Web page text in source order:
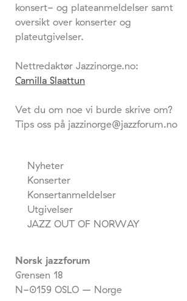
konsert- og plateanmeldelser samt
oversikt over konserter og
plateutgivelser.
Nettredaktør Jazzinorge.no:
Camilla Slaattun
Vet du om noe vi burde skrive om?
Tips oss på jazzinorge@jazzforum.no
Nyheter
Konserter
Konsertanmeldelser
Utgivelser
JAZZ OUT OF NORWAY
Norsk jazzforum
Grensen 18
N-0159 OSLO – Norge